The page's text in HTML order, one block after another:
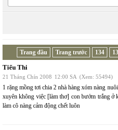
Trang đầu Trang trước 134
Tiểu Thi
21 Tháng Chín 2008 12:00 SA (Xem: 55494)
1 rặng mồng tơi chia 2 nhà hàng xóm nàng
xuyên không việc [làm thơ] con bướm trắng ở
làm cô nàng cảm động chết luôn